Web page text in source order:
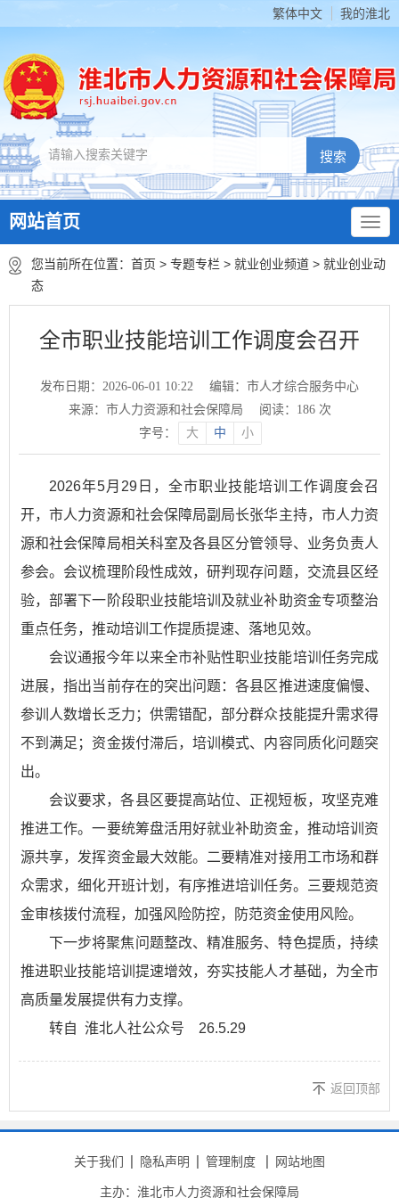
繁体中文 我的淮北
网站首页
您当前所在位置： 首页 > 专题专栏 > 就业创业频道 > 就业创业动
态
全市职业技能培训工作调度会召开
发布日期：2026-06-01 10:22
编辑：市人才综合服务中心
来源：市人力资源和社会保障局
阅读： 186次
字号：
大 中 小
2026年5月29日，全市职业技能培训工作调度会召
开，市人力资源和社会保障局副局长张华主持，市人力资
源和社会保障局相关科室及各县区分管领导、业务负责人
参会。会议梳理阶段性成效，研判现存问题，交流县区经
验，部署下一阶段职业技能培训及就业补助资金专项整治
重点任务，推动培训工作提质提速、落地见效。
会议通报今年以来全市补贴性职业技能培训任务完成
进展，指出当前存在的突出问题：各县区推进速度偏慢、
参训人数增长乏力；供需错配，部分群众技能提升需求得
不到满足；资金拨付滞后，培训模式、内容同质化问题突
出。
会议要求，各县区要提高站位、正视短板，攻坚克难
推进工作。一要统筹盘活用好就业补助资金，推动培训资
源共享，发挥资金最大效能。二要精准对接用工市场和群
众需求，细化开班计划，有序推进培训任务。三要规范资
金审核拨付流程，加强风险防控，防范资金使用风险。
下一步将聚焦问题整改、精准服务、特色提质，持续
推进职业技能培训提速增效，夯实技能人才基础，为全市
高质量发展提供有力支撑。
转自 淮北人社公众号 26.5.29
返回顶部
关于我们 隐私声明 管理制度 网站地图
主办：淮北市人力资源和社会保障局